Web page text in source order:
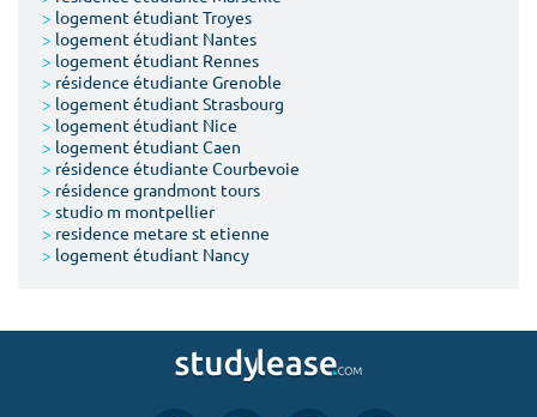
> logement étudiant Troyes
> logement étudiant Nantes
> logement étudiant Rennes
> résidence étudiante Grenoble
> logement étudiant Strasbourg
> logement étudiant Nice
> logement étudiant Caen
> résidence étudiante Courbevoie
> résidence grandmont tours
> studio m montpellier
> residence metare st etienne
> logement étudiant Nancy